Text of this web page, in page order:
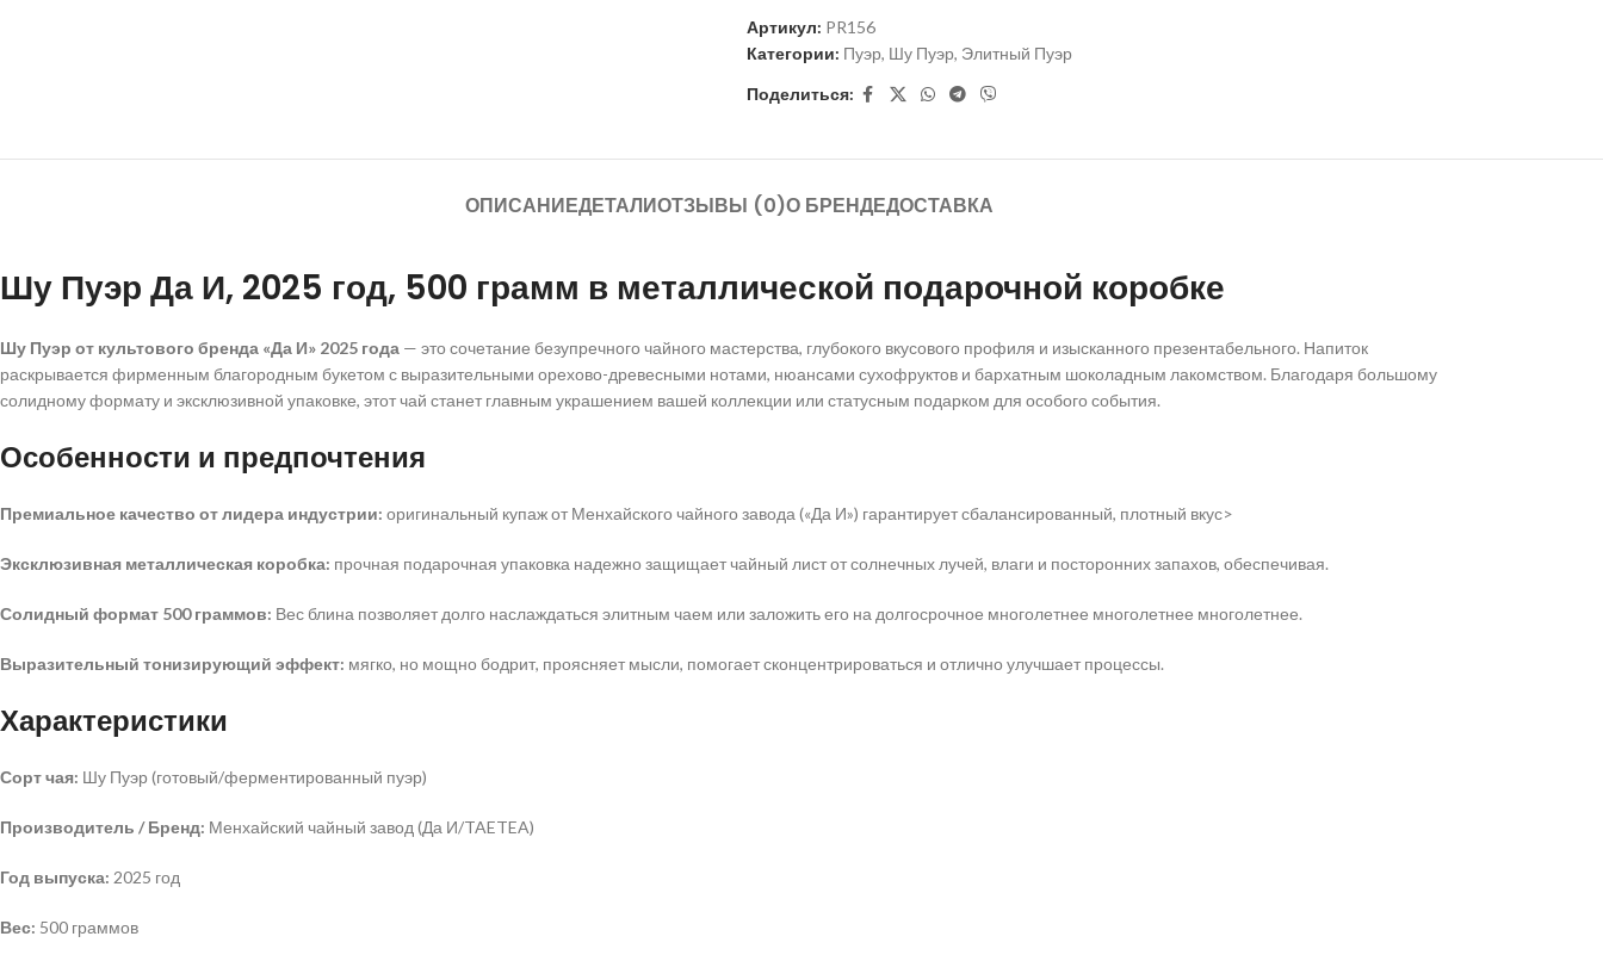
Артикул: PR156
Категории: Пуэр, Шу Пуэр, Элитный Пуэр
Поделиться:
ОПИСАНИЕДЕТАЛИОТЗЫВЫ (0)О БРЕНДЕДОСТАВКА
Шу Пуэр Да И, 2025 год, 500 грамм в металлической подарочной коробке
Шу Пуэр от культового бренда «Да И» 2025 года — это сочетание безупречного чайного мастерства, глубокого вкусового профиля и изысканного презентабельного. Напиток
раскрывается фирменным благородным букетом с выразительными орехово-древесными нотами, нюансами сухофруктов и бархатным шоколадным лакомством. Благодаря большому
солидному формату и эксклюзивной упаковке, этот чай станет главным украшением вашей коллекции или статусным подарком для особого события.
Особенности и предпочтения
Премиальное качество от лидера индустрии: оригинальный купаж от Менхайского чайного завода («Да И») гарантирует сбалансированный, плотный вкус>
Эксклюзивная металлическая коробка: прочная подарочная упаковка надежно защищает чайный лист от солнечных лучей, влаги и посторонних запахов, обеспечивая.
Солидный формат 500 граммов: Вес блина позволяет долго наслаждаться элитным чаем или заложить его на долгосрочное многолетнее многолетнее многолетнее.
Выразительный тонизирующий эффект: мягко, но мощно бодрит, проясняет мысли, помогает сконцентрироваться и отлично улучшает процессы.
Характеристики
Сорт чая: Шу Пуэр (готовый/ферментированный пуэр)
Производитель / Бренд: Менхайский чайный завод (Да И/TAETEA)
Год выпуска: 2025 год
Вес: 500 граммов